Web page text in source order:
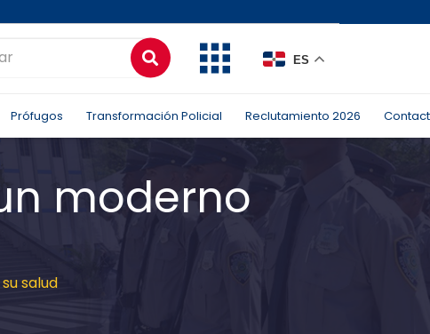
ES
Prófugos Transformación Policial Reclutamiento 2026
moderno
salud